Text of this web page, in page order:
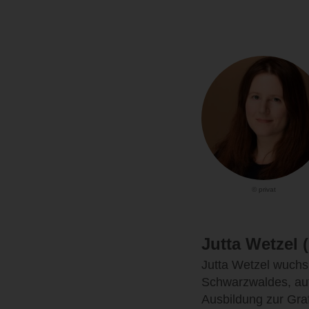
© privat
Jutta Wetzel
Jutta Wetzel
Schwarzwaldes,
Ausbildung zur